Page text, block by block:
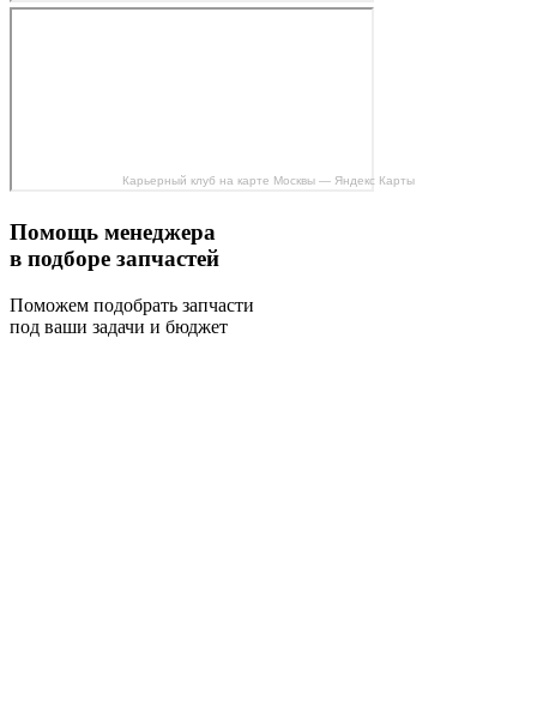
Карьерный клуб на карте Москвы — Яндекс Карты
Помощь менеджера
в подборе запчастей
Поможем подобрать запчасти
под ваши задачи и бюджет